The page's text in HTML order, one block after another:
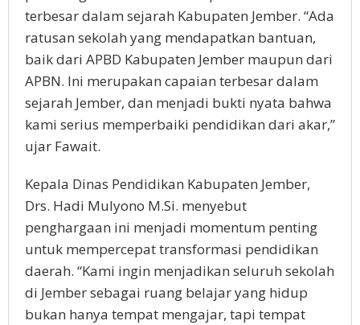
terbesar dalam sejarah Kabupaten Jember. “Ada
ratusan sekolah yang mendapatkan bantuan,
baik dari APBD Kabupaten Jember maupun dari
APBN. Ini merupakan capaian terbesar dalam
sejarah Jember, dan menjadi bukti nyata bahwa
kami serius memperbaiki pendidikan dari akar,”
ujar Fawait.
Kepala Dinas Pendidikan Kabupaten Jember,
Drs. Hadi Mulyono M.Si. menyebut
penghargaan ini menjadi momentum penting
untuk mempercepat transformasi pendidikan
daerah. “Kami ingin menjadikan seluruh sekolah
di Jember sebagai ruang belajar yang hidup
bukan hanya tempat mengajar, tapi tempat